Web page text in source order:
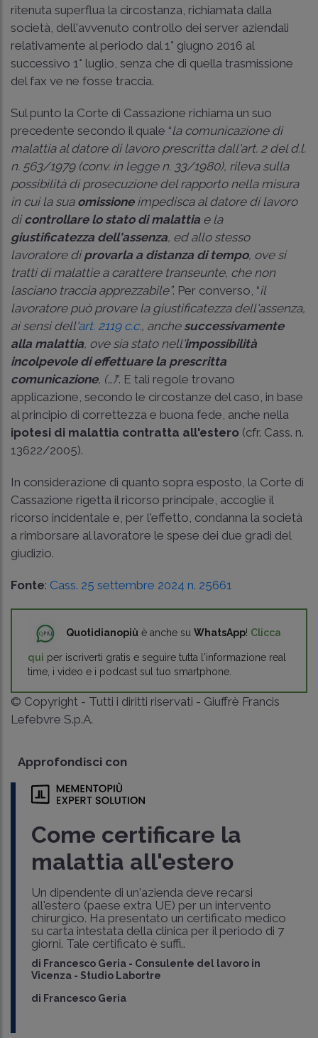
ritenuta superflua la circostanza, richiamata dalla
società, dell'avvenuto controllo dei server aziendali
relativamente al periodo dal 1° giugno 2016 al
successivo 1° luglio, senza che di quella trasmissione
del fax ve ne fosse traccia.
Sul punto la Corte di Cassazione richiama un suo
precedente secondo il quale “la comunicazione di
malattia al datore di lavoro prescritta dall'art. 2 del d.l.
n. 563/1979 (conv. in legge n. 33/1980), rileva sulla
possibilità di prosecuzione del rapporto nella misura
in cui la suaomissioneimpedisca al datore di lavoro
dicontrollare lo stato di malattia e la
giustificatezza dell'assenza, ed allo stesso
lavoratore diprovarla a distanza di tempo, ove si
tratti di malattie a carattere transeunte, che non
lasciano traccia apprezzabile”. Per converso, “il
lavoratore può provare la giustificatezza dell'assenza,
ai sensi dell'art. 2119 c.c., anche successivamente
alla malattia, ove sia stato nell'impossibilità
incolpevole di effettuare la prescritta
comunicazione, (…)”. E tali regole trovano
applicazione, secondo le circostanze del caso, in base
al principio di correttezza e buona fede, anche nella
ipotesi di malattia contratta all'estero (cfr. Cass. n.
13622/2005).
In considerazione di quanto sopra esposto, la Corte di
Cassazione rigetta il ricorso principale, accoglie il
ricorso incidentale e, per l'effetto, condanna la società
a rimborsare al lavoratore le spese dei due gradi del
giudizio.
Fonte: Cass. 25 settembre 2024 n. 25661
Quotidianopiù è anche su WhatsApp! Clicca
qui per iscriverti gratis e seguire tutta l'informazione real
time, i video e i podcast sul tuo smartphone.
© Copyright - Tutti i diritti riservati - Giuffrè Francis
Lefebvre S.p.A.
Approfondisci con
Come certificare la
malattia all'estero
Un dipendente di un'azienda deve recarsi
all'estero (paese extra UE) per un intervento
chirurgico. Ha presentato un certificato medico
su carta intestata della clinica per il periodo di 7
giorni. Tale certificato è suffi..
di Francesco Geria - Consulente del lavoro in
Vicenza - Studio Labortre
di Francesco Geria